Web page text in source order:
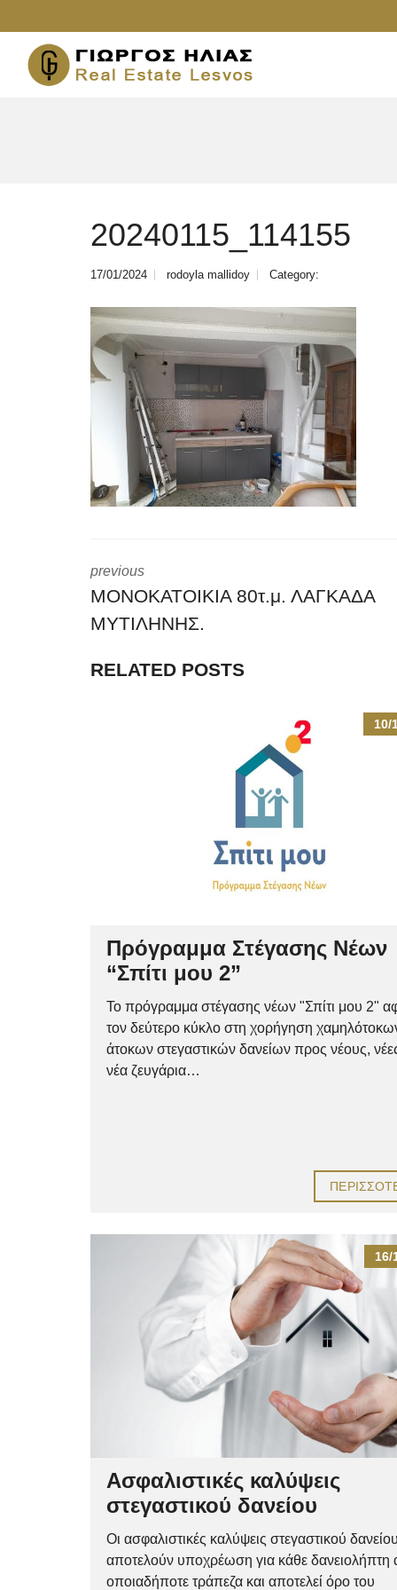
20240115_114155
17/01/2024 rodoyla mallidoy Category:
previous
ΜΟΝΟΚΑΤΟΙΚΙΑ 80τ.μ. ΛΑΓΚΑΔΑ
ΜΥΤΙΛΗΝΗΣ.
RELATED POSTS
10/
Πρόγραμμα Στέγασης Νέων
“Σπίτι μου 2”
Το πρόγραμμα στέγασης νέων "Σπίτι μου 2"
τον δεύτερο κύκλο στη χορήγηση
άτοκων στεγαστικών δανείων προς νέους,
νέα ζευγάρια…
16/
Ασφαλιστικές καλύψεις
στεγαστικού δανείου
Οι ασφαλιστικές καλύψεις στεγαστικού δανείου
αποτελούν υποχρέωση για κάθε δανειολήπτη
οποιαδήποτε τράπεζα και αποτελεί όρο του